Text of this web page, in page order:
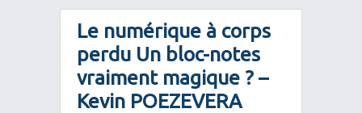
Le numérique à corps
perdu Un bloc-notes
vraiment magique ? –
Kevin POEZEVERA